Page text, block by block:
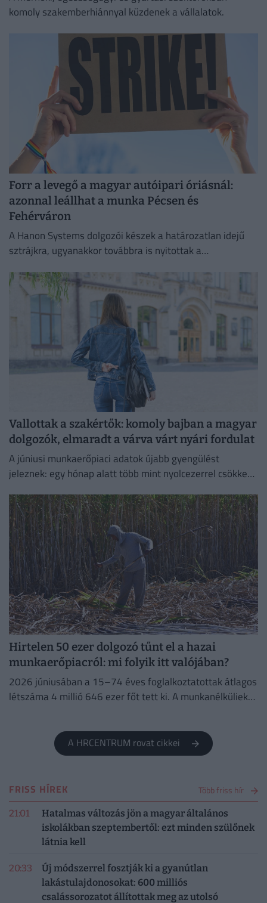
komoly szakemberhiánnyal küzdenek a vállalatok.
Forr a levegő a magyar autóipari óriásnál:
azonnal leállhat a munka Pécsen és
Fehérváron
A Hanon Systems dolgozói készek a határozatlan idejű
sztrájkra, ugyanakkor továbbra is nyitottak a
Vallottak a szakértők: komoly bajban a magyar
dolgozók, elmaradt a várva várt nyári fordulat
A júniusi munkaerőpiaci adatok újabb gyengülést
jeleznek: egy hónap alatt több mint nyolcezerrel csökkent
Hirtelen 50 ezer dolgozó tűnt el a hazai
munkaerőpiacról: mi folyik itt valójában?
2026 júniusában a 15–74 éves foglalkoztatottak átlagos
létszáma 4 millió 646 ezer főt tett ki. A munkanélküliek
A HRCENTRUM rovat cikkei
FRISS HÍREK Több friss hír
21:01
Hatalmas változás jön a magyar általános
iskolákban szeptembertől: ezt minden szülőnek
látnia kell
20:33
Új módszerrel fosztják ki a gyanútlan
lakástulajdonosokat: 600 milliós
csalássorozatot állítottak meg az utolsó